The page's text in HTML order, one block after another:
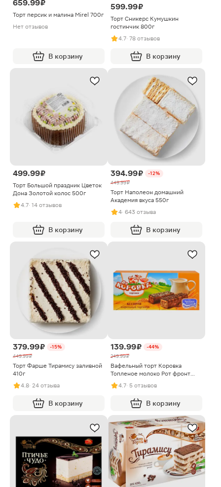
659.99 ₽
Торт персик и малина Mirel 700г
Нет отзывов
В корзину
599.99 ₽
Торт Сникерс Кумушкин
гостинчик 800г
4.7· 78 отзывов
В корзину
499.99 ₽
Торт Большой праздник Цветок
Дона Золотой колос 500г
4.7· 14 отзывов
В корзину
394.99 ₽
-12%
449.99 ₽
Торт Наполеон домашний
Академия вкуса 550г
4· 643 отзыва
В корзину
379.99 ₽
-15%
449.99 ₽
Торт Фарше Тирамису заливной
410г
4.8· 24 отзыва
В корзину
139.99 ₽
-44%
249.99 ₽
Вафельный торт Коровка
Топленое молоко Рот фронт
200г
4.7· 5 отзывов
В корзину